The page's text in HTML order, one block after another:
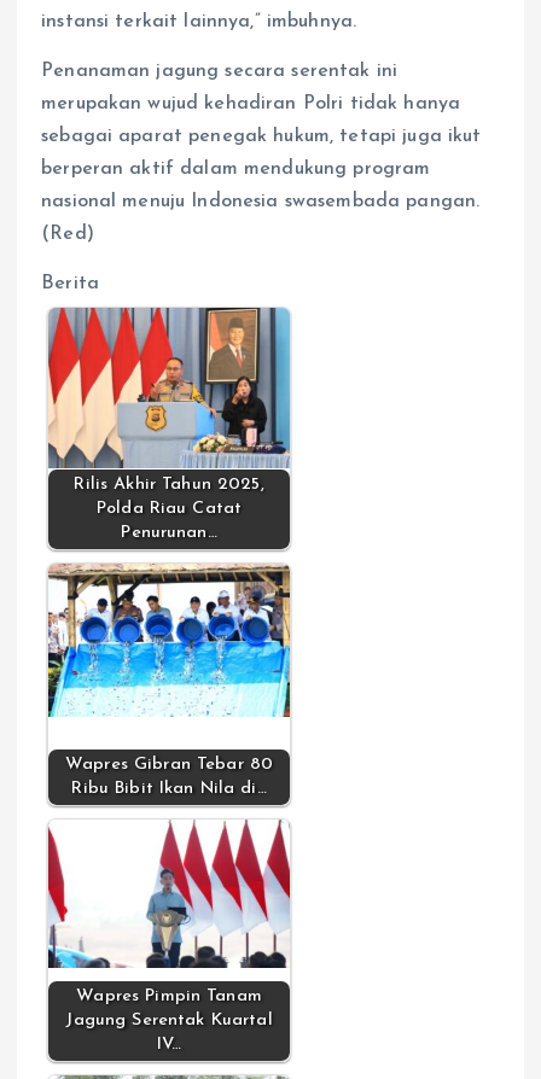
instansi terkait lainnya,” imbuhnya.
Penanaman jagung secara serentak ini
merupakan wujud kehadiran Polri tidak hanya
sebagai aparat penegak hukum, tetapi juga ikut
berperan aktif dalam mendukung program
nasional menuju Indonesia swasembada pangan.
(Red)
Berita
Rilis Akhir Tahun 2025,
Polda Riau Catat
Penurunan…
Wapres Gibran Tebar 80
Ribu Bibit Ikan Nila di…
Wapres Pimpin Tanam
Jagung Serentak Kuartal
IV…